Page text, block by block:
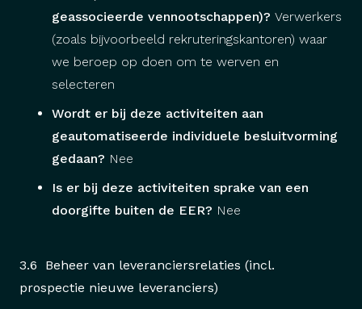
geassocieerde vennootschappen)? Verwerkers
(zoals bijvoorbeeld rekruteringskantoren) waar
we beroep op doen om te werven en
selecteren
Wordt er bij deze activiteiten aan
geautomatiseerde individuele besluitvorming
gedaan? Nee
Is er bij deze activiteiten sprake van een
doorgifte buiten de EER? Nee
3.6 Beheer van leveranciersrelaties (incl.
prospectie nieuwe leveranciers)